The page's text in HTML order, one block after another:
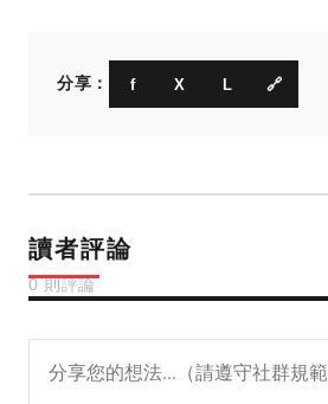
分享： f X L 🔗
讀者評論
0 則評論